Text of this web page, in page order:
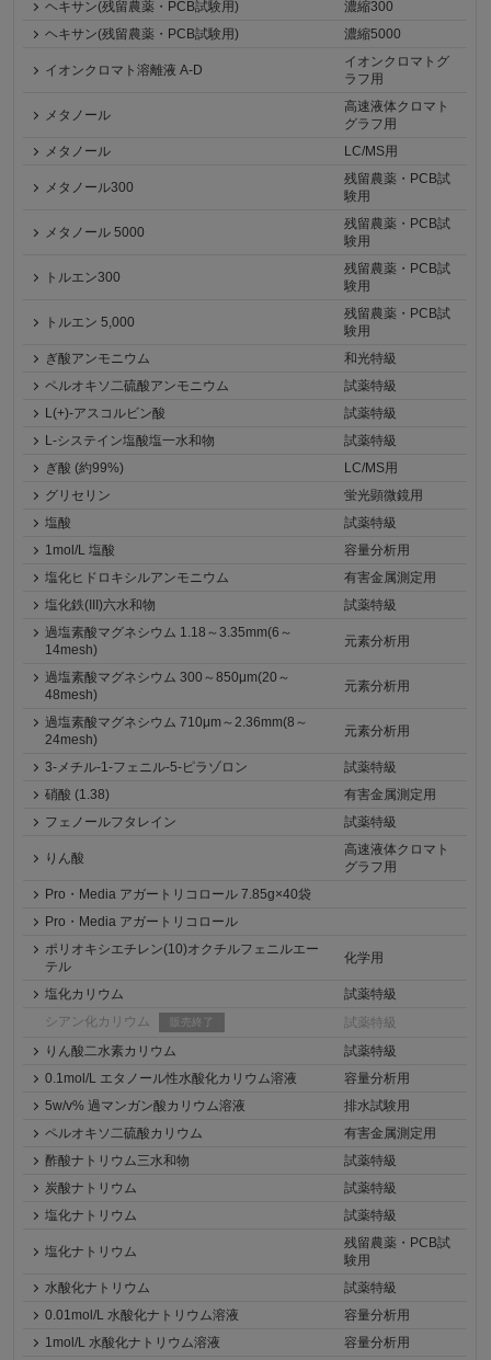
ヘキサン(残留農薬・PCB試験用)
濃縮300
ヘキサン(残留農薬・PCB試験用)
濃縮5000
イオンクロマト溶離液 A-D
イオンクロマトグ
ラフ用
メタノール
高速液体クロマト
グラフ用
メタノール
LC/MS用
メタノール300
残留農薬・PCB試
験用
メタノール 5000
残留農薬・PCB試
験用
トルエン300
残留農薬・PCB試
験用
トルエン 5,000
残留農薬・PCB試
験用
ぎ酸アンモニウム
和光特級
ペルオキソ二硫酸アンモニウム
試薬特級
L(+)-アスコルビン酸
試薬特級
L-システイン塩酸塩一水和物
試薬特級
ぎ酸 (約99%)
LC/MS用
グリセリン
蛍光顕微鏡用
塩酸
試薬特級
1mol/L 塩酸
容量分析用
塩化ヒドロキシルアンモニウム
有害金属測定用
塩化鉄(III)六水和物
試薬特級
過塩素酸マグネシウム 1.18～3.35mm(6～
14mesh)
元素分析用
過塩素酸マグネシウム 300～850μm(20～
48mesh)
元素分析用
過塩素酸マグネシウム 710μm～2.36mm(8～
24mesh)
元素分析用
3-メチル-1-フェニル-5-ピラゾロン
試薬特級
硝酸 (1.38)
有害金属測定用
フェノールフタレイン
試薬特級
りん酸
高速液体クロマト
グラフ用
Pro・Media アガートリコロール 7.85g×40袋
Pro・Media アガートリコロール
ポリオキシエチレン(10)オクチルフェニルエー
テル
化学用
塩化カリウム
試薬特級
シアン化カリウム
販売終了
試薬特級
りん酸二水素カリウム
試薬特級
0.1mol/L エタノール性水酸化カリウム溶液
容量分析用
5w/v% 過マンガン酸カリウム溶液
排水試験用
ペルオキソ二硫酸カリウム
有害金属測定用
酢酸ナトリウム三水和物
試薬特級
炭酸ナトリウム
試薬特級
塩化ナトリウム
試薬特級
塩化ナトリウム
残留農薬・PCB試
験用
水酸化ナトリウム
試薬特級
0.01mol/L 水酸化ナトリウム溶液
容量分析用
1mol/L 水酸化ナトリウム溶液
容量分析用